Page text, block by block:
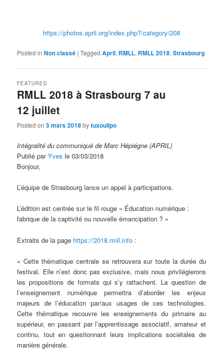
https://photos.april.org/index.php?/category/208
Posted in Non classé |Tagged April, RMLL, RMLL 2018,Strasbourg
RMLL 2018 à Strasbourg 7 au
12 juillet
FEATURED
Posted on3 mars 2018bytuxoulipo
Intégralité du communiqué de Marc Hépiégne (APRIL)
Publié parYves le 03/03/2018
Bonjour,
L’équipe de Strasbourg lance un appel à participations.
L’édition est centrée sur le fil rouge « Éducation numérique :
fabrique de la captivité ou nouvelle émancipation ? »
Extraits de la page https://2018.rmll.info :
« Cette thématique centrale se retrouvera sur toute la durée du
festival. Elle n’est donc pas exclusive, mais nous privilégierons
les propositions de formats qui s’y rattachent. La question de
l’enseignement numérique permettra d’aborder les enjeux
majeurs de l’éducation par/aux usages de ces technologies.
Cette thématique recouvre les enseignements du primaire au
supérieur, en passant par l’apprentissage associatif, amateur et
continu, tout en questionnant leurs implications sociétales de
manière générale.